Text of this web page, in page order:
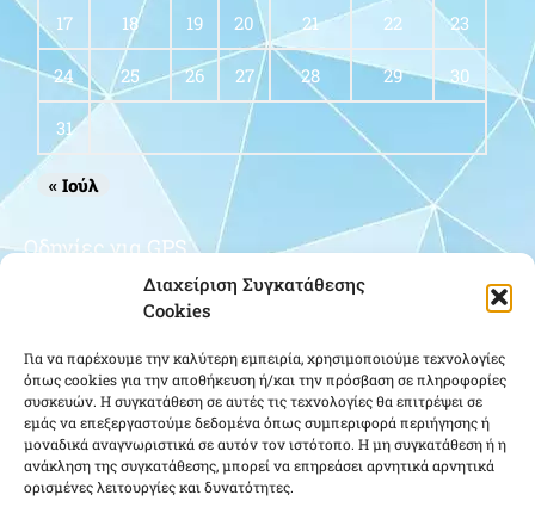
Διαχείριση Συγκατάθεσης
Cookies
Για να παρέχουμε την καλύτερη εμπειρία, χρησιμοποιούμε τεχνολογίες
όπως cookies για την αποθήκευση ή/και την πρόσβαση σε πληροφορίες
συσκευών. Η συγκατάθεση σε αυτές τις τεχνολογίες θα επιτρέψει σε
εμάς να επεξεργαστούμε δεδομένα όπως συμπεριφορά περιήγησης ή
μοναδικά αναγνωριστικά σε αυτόν τον ιστότοπο. Η μη συγκατάθεση ή η
ανάκληση της συγκατάθεσης, μπορεί να επηρεάσει αρνητικά αρνητικά
ορισμένες λειτουργίες και δυνατότητες.
17 18 19 20 21 22 23
24 25 26 27 28 29 30
31
« Ιούλ
Οδηγίες για GPS
Κάντε κλικ για να αποδεχτείτε cookies
εμπορικής προώθησης και να